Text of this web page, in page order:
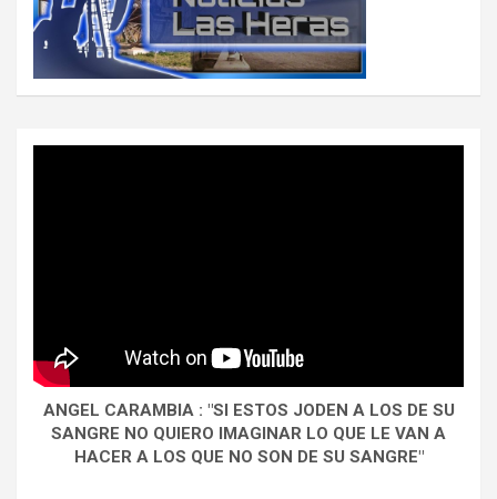
ANGEL CARAMBIA : "SI ESTOS JODEN A LOS DE SU
SANGRE NO QUIERO IMAGINAR LO QUE LE VAN A
HACER A LOS QUE NO SON DE SU SANGRE"